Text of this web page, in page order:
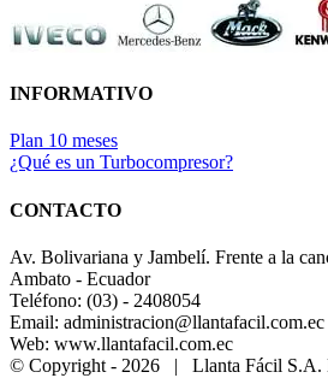
INFORMATIVO
Plan 10 meses
¿Qué es un Turbocompresor?
CONTACTO
Av. Bolivariana y Jambelí. Frente a la
Ambato - Ecuador
Teléfono: (03) - 2408054
Email: administracion@llantafacil.com.ec
Web: www.llantafacil.com.ec
© Copyright - 2026 | Llanta Fácil S.A.